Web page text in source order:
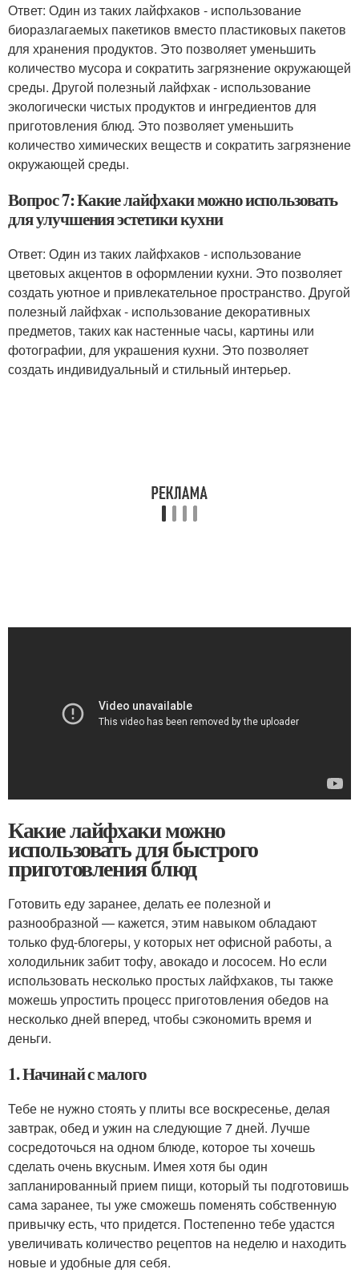
Ответ: Один из таких лайфхаков - использование
биоразлагаемых пакетиков вместо пластиковых пакетов
для хранения продуктов. Это позволяет уменьшить
количество мусора и сократить загрязнение окружающей
среды. Другой полезный лайфхак - использование
экологически чистых продуктов и ингредиентов для
приготовления блюд. Это позволяет уменьшить
количество химических веществ и сократить загрязнение
окружающей среды.
Вопрос 7: Какие лайфхаки можно использовать
для улучшения эстетики кухни
Ответ: Один из таких лайфхаков - использование
цветовых акцентов в оформлении кухни. Это позволяет
создать уютное и привлекательное пространство. Другой
полезный лайфхак - использование декоративных
предметов, таких как настенные часы, картины или
фотографии, для украшения кухни. Это позволяет
создать индивидуальный и стильный интерьер.
Какие лайфхаки можно
использовать для быстрого
приготовления блюд
Готовить еду заранее, делать ее полезной и
разнообразной — кажется, этим навыком обладают
только фуд-блогеры, у которых нет офисной работы, а
холодильник забит тофу, авокадо и лососем. Но если
использовать несколько простых лайфхаков, ты также
можешь упростить процесс приготовления обедов на
несколько дней вперед, чтобы сэкономить время и
деньги.
1. Начинай с малого
Тебе не нужно стоять у плиты все воскресенье, делая
завтрак, обед и ужин на следующие 7 дней. Лучше
сосредоточься на одном блюде, которое ты хочешь
сделать очень вкусным. Имея хотя бы один
запланированный прием пищи, который ты подготовишь
сама заранее, ты уже сможешь поменять собственную
привычку есть, что придется. Постепенно тебе удастся
увеличивать количество рецептов на неделю и находить
новые и удобные для себя.